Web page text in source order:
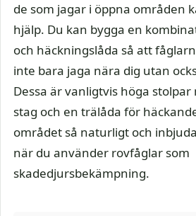
de som jagar i öppna områden
hjälp. Du kan bygga en
och häckningslåda så att
inte bara jaga nära dig utan
Dessa är vanligtvis höga
stag och en trälåda för
området så naturligt och
när du använder rovfåglar som
skadedjursbekämpning.